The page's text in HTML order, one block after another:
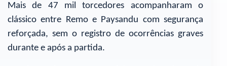
Mais de 47 mil torcedores acompanharam o
clássico entre Remo e Paysandu com segurança
reforçada, sem o registro de ocorrências graves
durante e após a partida.